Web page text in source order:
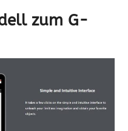
zum G-